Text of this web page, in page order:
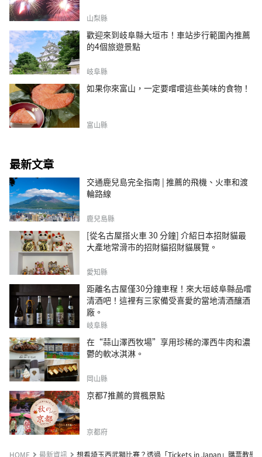
山梨縣
歡迎來到岐阜縣大垣市！車站步行範圍內推薦
的4個旅遊景點
岐阜縣
如果你來富山，一定要嚐嚐這些美味的食物！
富山縣
最新文章
交通鹿兒島完全指南 | 推薦的飛機、火車和渡
輪路線
鹿兒島縣
[從名古屋搭火車 30 分鐘] 介紹日本招財貓最
大產地常滑市的招財貓招財貓展覽。
愛知縣
距離名古屋僅30分鐘車程！來大垣岐阜縣品嚐
清酒吧！這裡有三家備受喜愛的當地清酒釀酒
廠。
岐阜縣
在“蒜山澤西牧場”享用珍稀的澤西牛肉和濃
鬱的軟冰淇淋。
岡山縣
京都7推薦的賞楓景點
京都府
HOME 最新資訊 想看埼玉西武獅比賽？透過「Tickets in Japan」購票教學